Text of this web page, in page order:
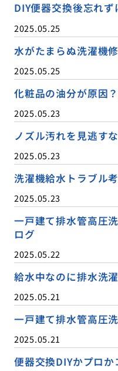
DIY便器交換後忘れ
2025.05.25
水がたまらぬ洗濯機
2025.05.25
化粧品の油分が原因
2025.05.23
ノズル汚れを見逃す
2025.05.23
洗濯機給水トラブル
2025.05.23
一戸建て排水管高圧
ログ
2025.05.22
給水中なのに排水洗
2025.05.21
一戸建て排水管高圧
2025.05.21
便器交換DIYかプロ